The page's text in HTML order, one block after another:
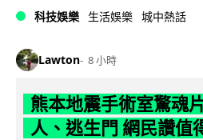
科技娛樂 生活娛樂 城中熱話
Lawton 8 小時
熊本地震手術室驚魂
人、逃生門 網民讚值